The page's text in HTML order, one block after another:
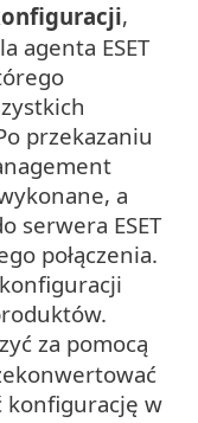
,
agenta ESET
przekazaniu
a
serwera ESET
połączenia.
za pomocą
konfigurację w